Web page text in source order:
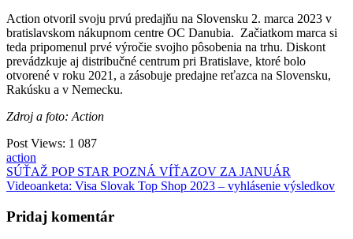
Action otvoril svoju prvú predajňu na Slovensku 2. marca 2023 v
bratislavskom nákupnom centre OC Danubia. Začiatkom marca si
teda pripomenul prvé výročie svojho pôsobenia na trhu. Diskont
prevádzkuje aj distribučné centrum pri Bratislave, ktoré bolo
otvorené v roku 2021, a zásobuje predajne reťazca na Slovensku,
Rakúsku a v Nemecku.
Zdroj a foto: Action
Post Views: 1 087
action
Navigácia
v
článku
SÚŤAŽ POP STAR POZNÁ VÍŤAZOV ZA JANUÁR
Videoanketa: Visa Slovak Top Shop 2023 – vyhlásenie výsledkov
Pridaj komentár